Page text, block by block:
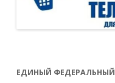
ЕДИНЫЙ